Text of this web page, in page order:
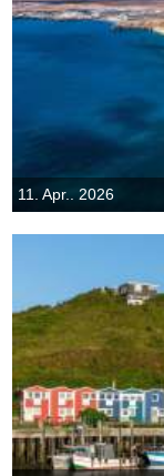
11. Apr.. 2026